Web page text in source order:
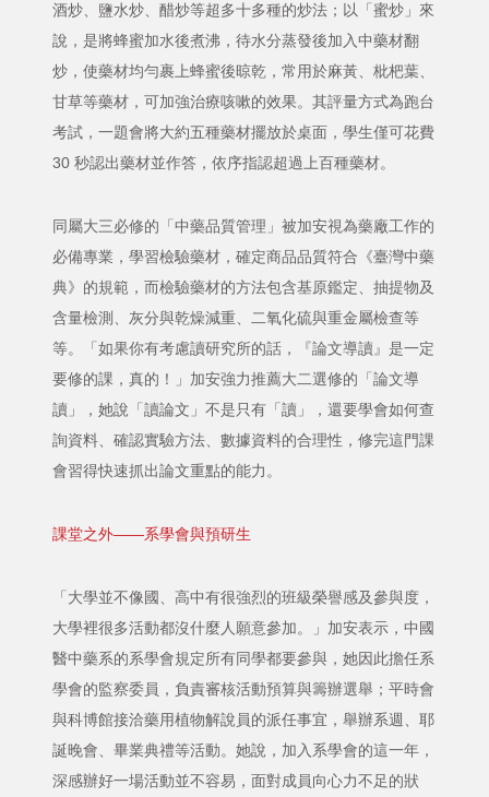
酒炒、鹽水炒、醋炒等超多十多種的炒法；以「蜜炒」來
說，是將蜂蜜加水後煮沸，待水分蒸發後加入中藥材翻
炒，使藥材均勻裹上蜂蜜後晾乾，常用於麻黃、枇杷葉、
甘草等藥材，可加強治療咳嗽的效果。其評量方式為跑台
考試，一題會將大約五種藥材擺放於桌面，學生僅可花費
30 秒認出藥材並作答，依序指認超過上百種藥材。
同屬大三必修的「中藥品質管理」被加安視為藥廠工作的
必備專業，學習檢驗藥材，確定商品品質符合《臺灣中藥
典》的規範，而檢驗藥材的方法包含基原鑑定、抽提物及
含量檢測、灰分與乾燥減重、二氧化硫與重金屬檢查等
等。「如果你有考慮讀研究所的話，『論文導讀』是一定
要修的課，真的！」加安強力推薦大二選修的「論文導
讀」，她說「讀論文」不是只有「讀」，還要學會如何查
詢資料、確認實驗方法、數據資料的合理性，修完這門課
會習得快速抓出論文重點的能力。
課堂之外——系學會與預研生
「大學並不像國、高中有很強烈的班級榮譽感及參與度，
大學裡很多活動都沒什麼人願意參加。」加安表示，中國
醫中藥系的系學會規定所有同學都要參與，她因此擔任系
學會的監察委員，負責審核活動預算與籌辦選舉；平時會
與科博館接洽藥用植物解說員的派任事宜，舉辦系週、耶
誕晚會、畢業典禮等活動。她說，加入系學會的這一年，
深感辦好一場活動並不容易，面對成員向心力不足的狀